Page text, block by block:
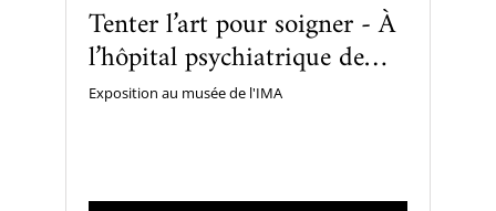
Tenter l’art pour soigner - À
l’hôpital psychiatrique de
Blida-Joinville dans les
Exposition au musée de l'IMA